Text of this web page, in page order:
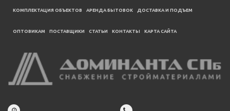
КОМПЛЕКТАЦИЯ ОБЪЕКТОВ АРЕНДА БЫТОВОК ДОСТАВКА И ПОДЪЕМ
ОПТОВИКАМ ПОСТАВЩИКИ CТАТЬИ КОНТАКТЫ КАРТА САЙТА